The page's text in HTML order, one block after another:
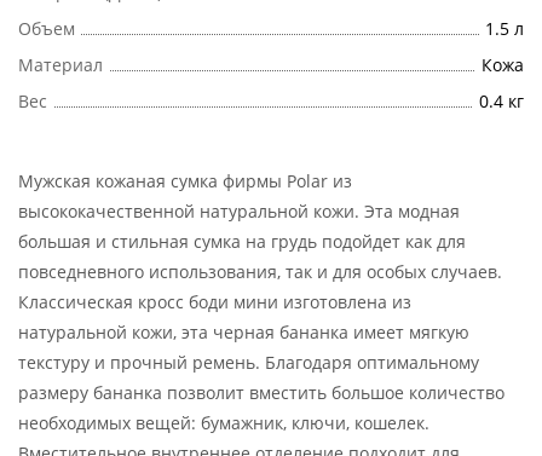
Объем
1.5 л
Материал
Кожа
Вес
0.4 кг
Мужская кожаная сумка фирмы Polar из
высококачественной натуральной кожи. Эта модная
большая и стильная сумка на грудь подойдет как для
повседневного использования, так и для особых случаев.
Классическая кросс боди мини изготовлена из
натуральной кожи, эта черная бананка имеет мягкую
текстуру и прочный ремень. Благодаря оптимальному
размеру бананка позволит вместить большое количество
необходимых вещей: бумажник, ключи, кошелек.